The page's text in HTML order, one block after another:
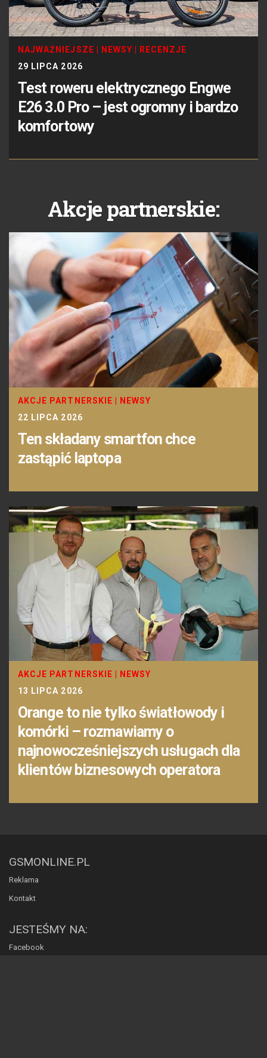
NAJWAŻNIEJSZE NEWSY
RECENZJE
29 LIPCA 2026
Test roweru elektrycznego Engwe
E26 3.0 Pro – jest ogromny i bardzo
komfortowy
Akcje partnerskie:
AKCJE PARTNERSKIE
NEWSY
22 LIPCA 2026
Ten składany smartfon chce
zastąpić laptopa
AKCJE PARTNERSKIE
NEWSY
13 LIPCA 2026
Orange to nie tylko światłowody i
komórki – rozmawiamy o
najnowocześniejszych usługach dla
klientów biznesowych operatora
GSMONLINE.PL
Reklama
Kontakt
JESTEŚMY NA:
Facebook